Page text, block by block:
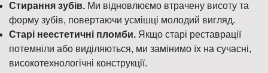
Стирання зубів. Ми відновлюємо втрачену висоту та
форму зубів, повертаючи усмішці молодий вигляд.
Старі неестетичні пломби. Якщо старі реставрації
потемніли або виділяються, ми замінимо їх на сучасні,
високотехнологічні конструкції.